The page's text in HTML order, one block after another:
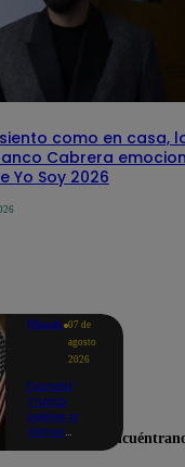
como en casa,
Cabrera
Yo Soy 2026
Mundo 07 de
agosto
2026
Donald
Trump
vuelve a
firmar